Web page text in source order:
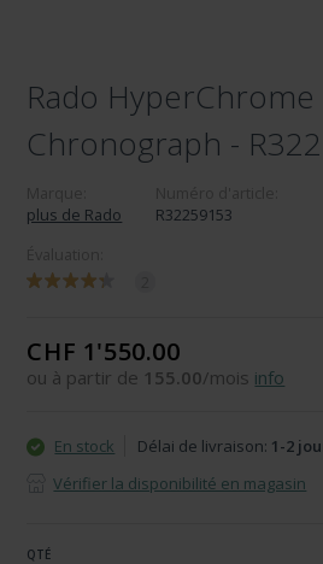
Rado
Chronograph -
plus de Rado
R32259153
CHF 1'550.00
ou à partir de 155.00/mois info
En stock Délai de livraison: 1-2
Vérifier la disponibilité en magasin
QTÉ